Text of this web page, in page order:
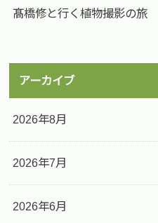
髙橋修と行く植物撮影の旅
アーカイブ
2026年8月
2026年7月
2026年6月